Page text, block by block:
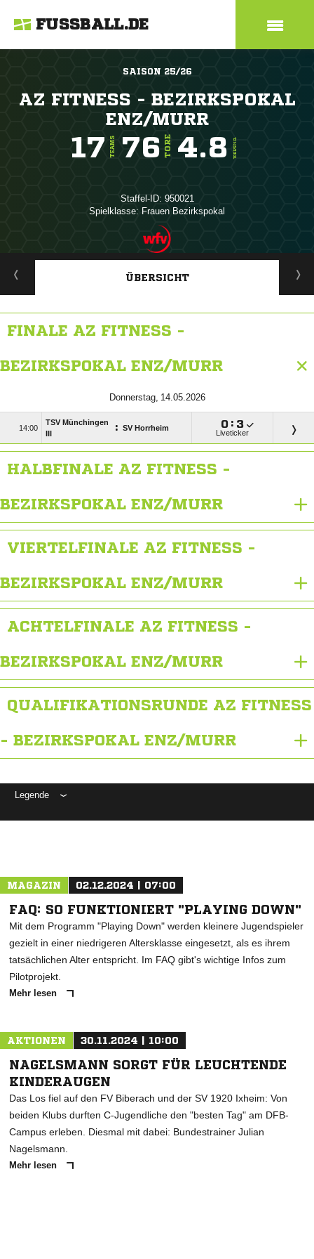
FUSSBALL.DE
SAISON 25/26
AZ FITNESS - BEZIRKSPOKAL
ENZ/MURR
17 TEAMS 76 TORE 4.8 TORE/SPIEL
Staffel-ID: 950021
Spielklasse: Frauen Bezirkspokal
ANZEIGE
ÜBERSICHT
FINALE AZ FITNESS -
BEZIRKSPOKAL ENZ/MURR
 

TSV Münchingen
III
: SV Horrheim  : 
Liveticker
HALBFINALE AZ FITNESS -
BEZIRKSPOKAL ENZ/MURR
VIERTELFINALE AZ FITNESS -
BEZIRKSPOKAL ENZ/MURR
ACHTELFINALE AZ FITNESS -
BEZIRKSPOKAL ENZ/MURR
QUALIFIKATIONSRUNDE AZ FITNESS
- BEZIRKSPOKAL ENZ/MURR
Legende
MAGAZIN 02.12.2024 | 07:00
FAQ: SO FUNKTIONIERT "PLAYING DOWN"
Mit dem Programm "Playing Down" werden kleinere Jugendspieler
gezielt in einer niedrigeren Altersklasse eingesetzt, als es ihrem
tatsächlichen Alter entspricht. Im FAQ gibt's wichtige Infos zum
Pilotprojekt.
Mehr lesen
AKTIONEN 30.11.2024 | 10:00
NAGELSMANN SORGT FÜR LEUCHTENDE
KINDERAUGEN
Das Los fiel auf den FV Biberach und der SV 1920 Ixheim: Von
beiden Klubs durften C-Jugendliche den "besten Tag" am DFB-
Campus erleben. Diesmal mit dabei: Bundestrainer Julian
Nagelsmann.
Mehr lesen